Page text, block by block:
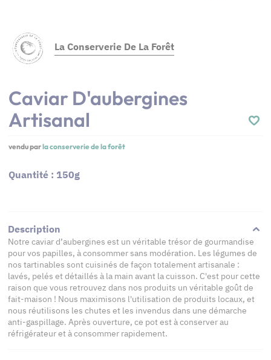
La Conserverie De La Forêt
Caviar D'aubergines
Artisanal
vendu parla conserverie de la forêt
Quantité : 150g
Description
Notre caviar d’aubergines est un véritable trésor de gourmandise
pour vos papilles, à consommer sans modération. Les légumes de
nos tartinables sont cuisinés de façon totalement artisanale :
lavés, pelés et détaillés à la main avant la cuisson. C'est pour cette
raison que vous retrouvez dans nos produits un véritable goût de
fait-maison ! Nous maximisons l'utilisation de produits locaux, et
nous réutilisons les chutes et les invendus dans une démarche
anti-gaspillage. Après ouverture, ce pot est à conserver au
réfrigérateur et à consommer rapidement.